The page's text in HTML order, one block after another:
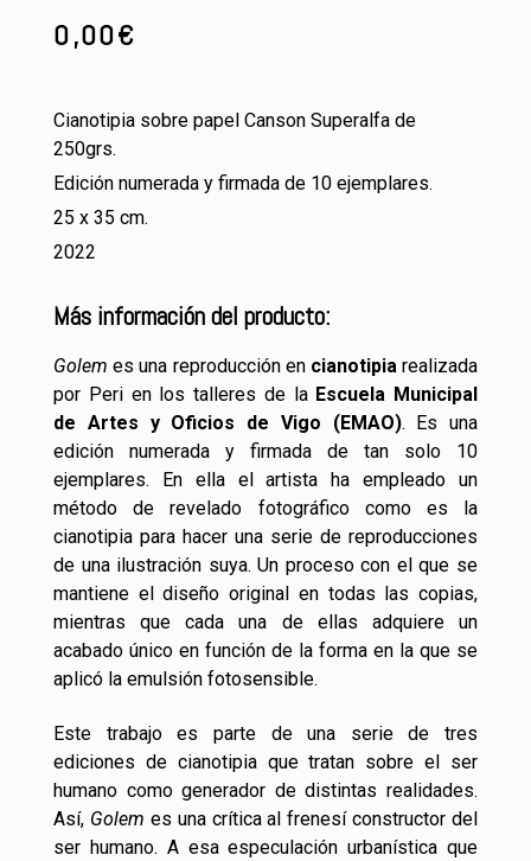
0,00€
Cianotipia sobre papel Canson Superalfa de
250grs.
Edición numerada y firmada de 10 ejemplares.
25 x 35 cm.
2022
Más información del producto:
Golem es una reproducción en cianotipiarealizada
por Peri en los talleres de la Escuela Municipal
de Artes y Oficios de Vigo (EMAO). Es una
edición numerada y firmada de tan solo 10
ejemplares. En ella el artista ha empleado un
método de revelado fotográfico como es la
cianotipia para hacer una serie de reproducciones
de una ilustración suya. Un proceso con el que se
mantiene el diseño original en todas las copias,
mientras que cada una de ellas adquiere un
acabado único en función de la forma en la que se
aplicó la emulsión fotosensible.
Este trabajo es parte de una serie de tres
ediciones de cianotipia que tratan sobre el ser
humano como generador de distintas realidades.
Así, Golem es una crítica al frenesí constructor del
ser humano. A esa especulación urbanística que